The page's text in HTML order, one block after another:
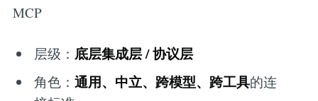
MCP
层级： 底层集成层 / 协议层
角色：通用、中立、跨模型、跨工具的连